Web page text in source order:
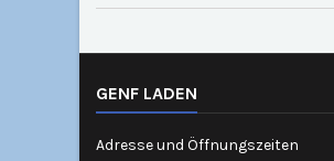
GENF LADEN
Adresse und Öffnungszeiten